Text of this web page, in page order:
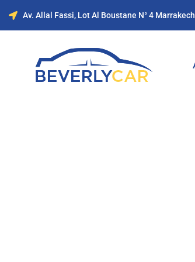
Av. Allal Fassi, Lot Al Boustane N° 4 Marrakech